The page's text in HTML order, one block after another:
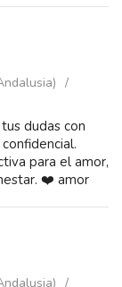
dudas con
para el amor,
❤️ amor